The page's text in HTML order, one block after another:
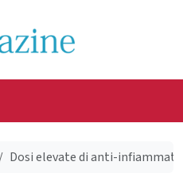
Dosi elevate di anti-